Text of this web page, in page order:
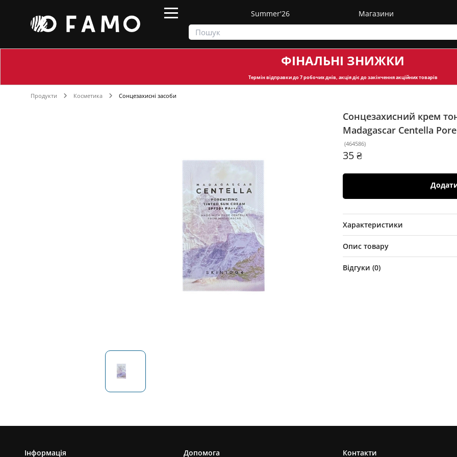
Summer'26 Магазини
ФІНАЛЬНІ ЗНИЖКИ
Термін відправкидо 7 робочих днів, акція діє до закінчення акційних товарів
Продукти Косметика Сонцезахисні засоби
Сонцезахисний крем
Madagascar Centella
(464586)
35 ₴
Характеристики
Опис товару
Відгуки (0)
Інформація Допомога Контакти